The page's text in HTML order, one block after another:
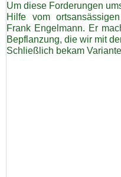
Um diese Forderungen
Hilfe vom
Frank Engelmann. Er
Bepflanzung, die wir mit
Schließlich bekam